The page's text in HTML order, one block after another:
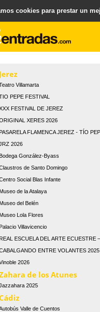
para la Venta y Gestion de Entradas
Jerez
Villamarta
PEPE FESTIVAL
FESTIVAL DE JEREZ
XERES 2026
PASARELA FLAMENCA JEREZ - TÍO
2026
Bodega González-Byass
de Santo Domingo
Social Blas Infante
Museo de la Atalaya
Museo del Belén
Museo Lola Flores
Palacio Villavicencio
REAL ESCUELA DEL ARTE ECUESTRE –
ENTRE VOLANTES 2025
2026
de los Atunes
2025
Valle de Cuentos
cookies para prestar un